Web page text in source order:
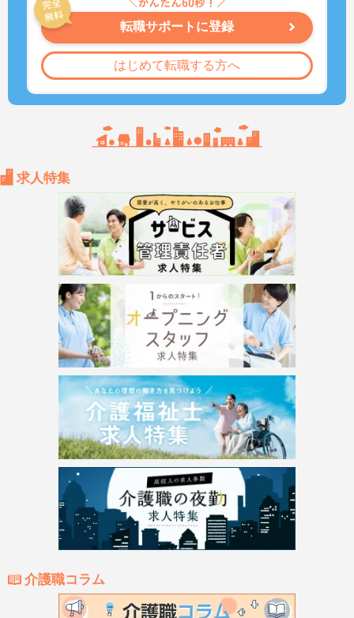
転職サポートに登録
はじめて転職する方へ
求人特集
介護職コラム